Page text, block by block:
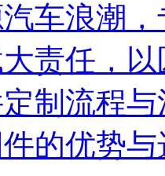
汽车浪潮
责任，
制流程
的优势